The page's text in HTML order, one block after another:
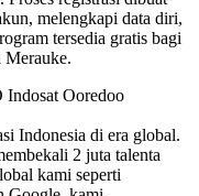
melengkapi data diri,
tersedia gratis bagi
Merauke.
Ooredoo
Indonesia di era global.
2 juta talenta
kami seperti